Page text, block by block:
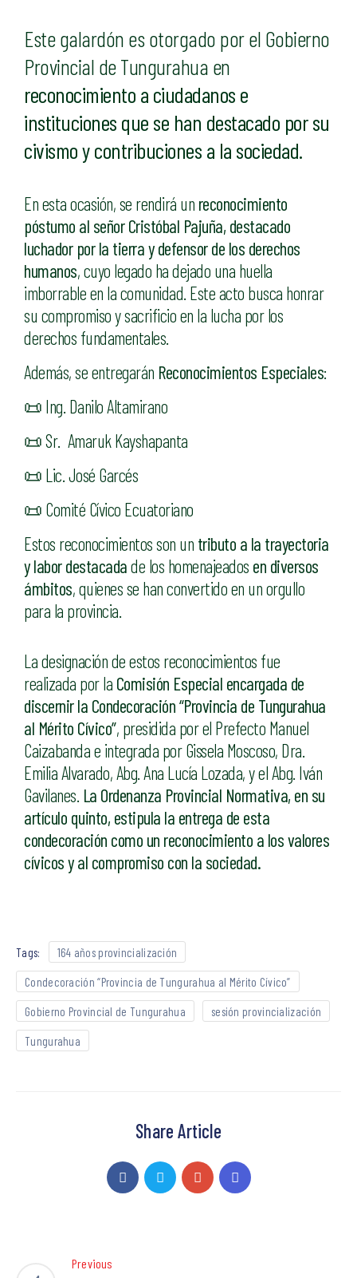
Este galardón es otorgado por el Gobierno
Provincial de Tungurahua en
reconocimiento a ciudadanos e
instituciones que se han destacado por su
civismo y contribuciones a la sociedad.
En esta ocasión, se rendirá un reconocimiento
póstumo al señor Cristóbal Pajuña, destacado
luchador por la tierra y defensor de los derechos
humanos, cuyo legado ha dejado una huella
imborrable en la comunidad. Este acto busca honrar
su compromiso y sacrificio en la lucha por los
derechos fundamentales.
Además, se entregarán Reconocimientos Especiales:
📜 Ing. Danilo Altamirano
📜 Sr. Amaruk Kayshapanta
📜 Lic. José Garcés
📜 Comité Cívico Ecuatoriano
Estos reconocimientos son un tributo a la trayectoria
y labor destacadade los homenajeados en diversos
ámbitos, quienes se han convertido en un orgullo
para la provincia.
La designación de estos reconocimientos fue
realizada por la Comisión Especial encargada de
discernir la Condecoración “Provincia de Tungurahua
al Mérito Cívico”, presidida por el Prefecto Manuel
Caizabanda e integrada por Gissela Moscoso, Dra.
Emilia Alvarado, Abg. Ana Lucía Lozada, y el Abg. Iván
Gavilanes. La Ordenanza Provincial Normativa, en su
artículo quinto, estipula la entrega de esta
condecoración como un reconocimiento a los valores
cívicos y al compromiso con la sociedad.
Tags: 164 años provincialización
Condecoración “Provincia de Tungurahua al Mérito Cívico”
Gobierno Provincial de Tungurahua sesión provincialización
Tungurahua
Share Article
Previous